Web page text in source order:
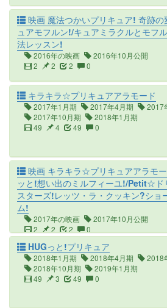
映画 魔法つかいプリキュア! 奇跡の
ュアモフルン!/キュアミラクルとモフ
法レッスン!
2016年の映画
2016年10月公開
2
2 2 0
キラキラ☆プリキュアアラモード
2017年1月期 2017年4月期
2017
2017年10月期
2018年1月期
49
4 49 0
映画 キラキラ☆プリキュアアラモ
ッと!想い出のミルフィーユ!/Petit☆ド
スターズ!レッツ・ラ・クッキン?ショ
ム!
2017年の映画
2017年10月公開
2
2 2 0
HUGっと!プリキュア
2018年1月期 2018年4月期
2018
2018年10月期
2019年1月期
49
3 49 0